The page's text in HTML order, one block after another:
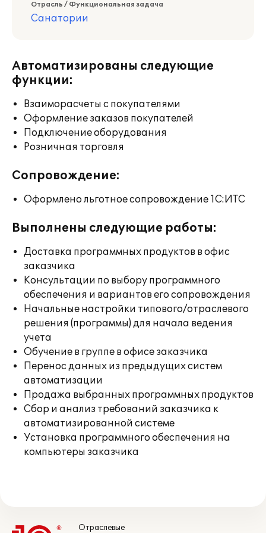
Отрасль / Функциональная задача
Санатории
Автоматизированы следующие
функции:
Взаиморасчеты с покупателями
Оформление заказов покупателей
Подключение оборудования
Розничная торговля
Сопровождение:
Оформлено льготное сопровождение 1С:ИТС
Выполнены следующие работы:
Доставка программных продуктов в офис
заказчика
Консультации по выбору программного
обеспечения и вариантов его сопровождения
Начальные настройки типового/отраслевого
решения (программы) для начала ведения
учета
Обучение в группе в офисе заказчика
Перенос данных из предыдущих систем
автоматизации
Продажа выбранных программных продуктов
Сбор и анализ требований заказчика к
автоматизированной системе
Установка программного обеспечения на
компьютеры заказчика
Отраслевые